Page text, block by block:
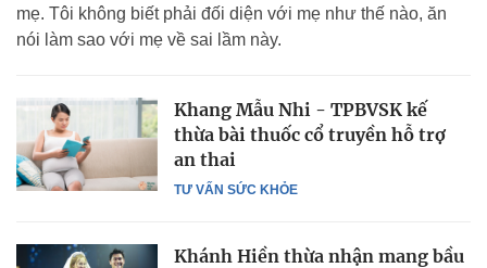
mẹ. Tôi không biết phải đối diện với mẹ như thế nào, ăn
nói làm sao với mẹ về sai lầm này.
TƯ VẤN SỨC KHỎE
Khang Mẫu Nhi - TPBVSK kế
thừa bài thuốc cổ truyền hỗ trợ
an thai
Khánh Hiền thừa nhận mang bầu